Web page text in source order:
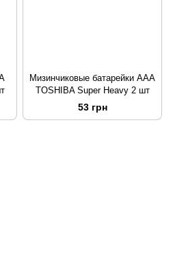
Мизинчиковые батарейки ААА
TOSHIBA Super Heavy 2 шт
53 грн